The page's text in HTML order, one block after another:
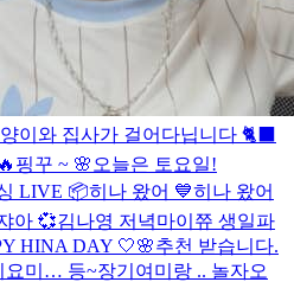
이와 집사가 걸어다닙니다 🐈‍⬛️
핑꾸 ~ 🌸 오늘은 토요일!
LIVE 📦히나 왔어 💙히나 왔어
아 💞김나영 저녁마이쮸 생일파
HINA DAY 🤍🌸추천 받습니다.
요미… 등~장기여미랑 .. 놀자오